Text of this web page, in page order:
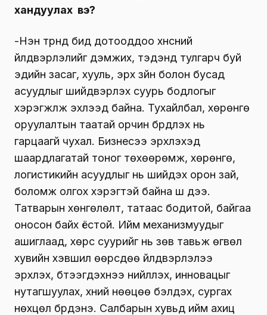
хандуулах вэ?
-Нэн түрүүнд бид дотооддоо хүнсний
үйлдвэрлэлийг дэмжих, тэдэнд тулгарч буй
эдийн засаг, хууль, эрх зүйн болон бусад
асуудлыг шийдвэрлэх суурь бодлогыг
хэрэгжүүлж эхлээд байна. Тухайлбал, хөрөнгө
оруулалтын таатай орчин бүрдүүлэх нь
гарцаагүй чухал. Бизнесээ эрхлэхэд
шаардлагатай тоног төхөөрөмж, хөрөнгө,
логистикийн асуудлыг нь шийдэх орон зай,
боломж олгох хэрэгтэй байна шүү дээ.
Татварын хөнгөлөлт, татаас бодитой, байгаа
оносон байх ёстой. Ийм механизмуудыг
ашиглаад, хөрс суурийг нь зөв тавьж өгвөл
хувийн хэвшил өөрсдөө үйлдвэрлэлээ
эрхлэх, бүтээгдэхүүнээ нийлүүлэх, инновацыг
нутагшуулах, хүний нөөцөө бэлдэх, сургах
нөхцөл бүрдэнэ. Салбарын хувьд ийм ахиц